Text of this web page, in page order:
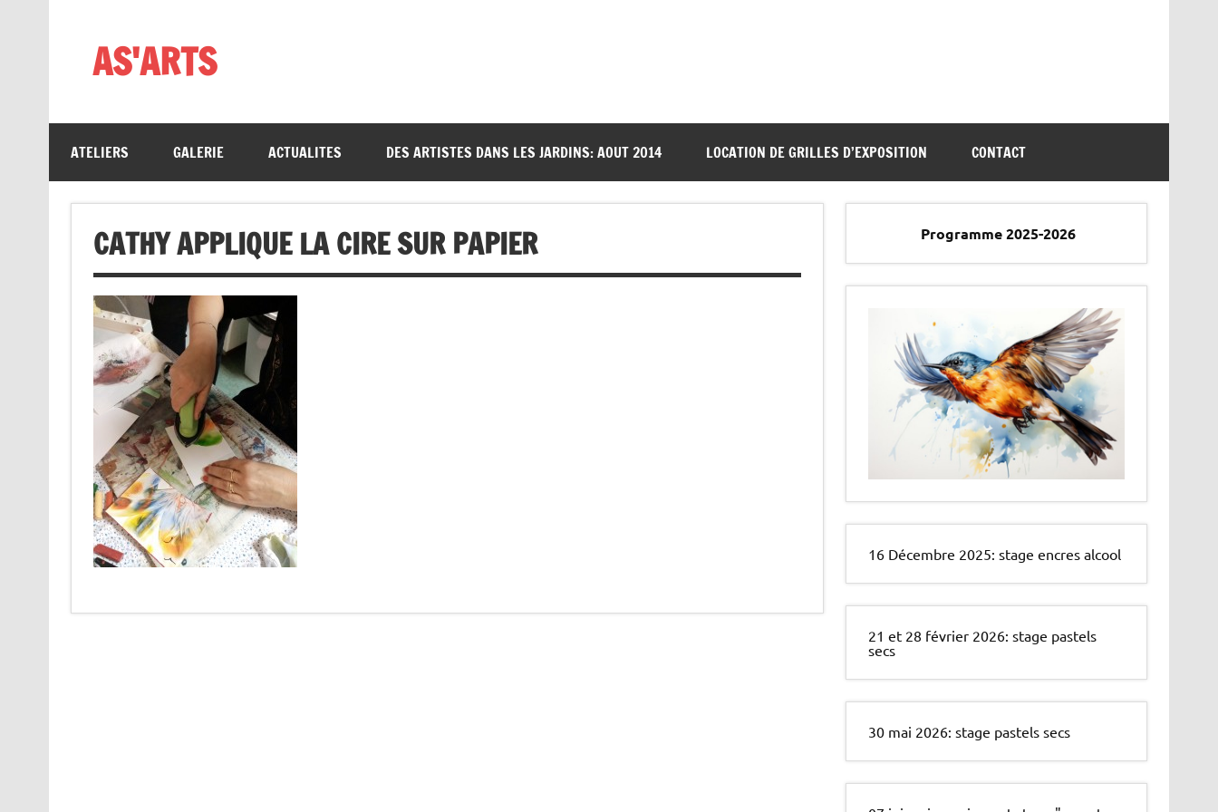
AS'ARTS
ATELIERS GALERIE ACTUALITES DES ARTISTES DANS LES JARDINS: AOUT 2014 LOCATION DE GRILLES D’EXPOSITION CONTACT
CATHY APPLIQUE LA CIRE SUR PAPIER Programme 2025-2026
16 Décembre 2025: stage encres alcool
21 et 28 février 2026: stage pastels
secs
30 mai 2026: stage pastels secs